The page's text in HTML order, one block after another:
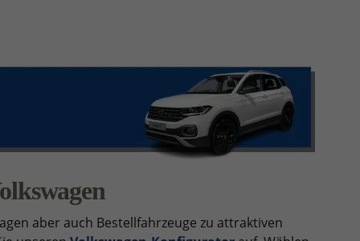
aber auch Bestellfahrzeuge zu attraktiven